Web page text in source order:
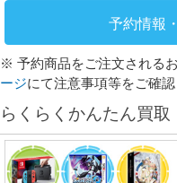
予約情報
※ 予約商品をご注文される
ージにて注意事項等をご確認
らくらくかんたん買取